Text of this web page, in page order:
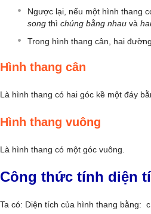
Ngược lại, nếu một hình thang
song thì chúng bằng nhau và
Trong hình thang cân, hai
Hình thang cân
Là hình thang có hai góc kề một đáy
Hình thang vuông
Là hình thang có một góc vuông.
Công thức tính diện
Ta có: Diện tích của hình thang bằng: